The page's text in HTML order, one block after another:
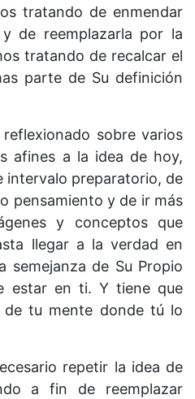
tratando de enmendar
de reemplazarla por la
tratando de recalcar el
parte de Su definición
sobre varios
afines a la idea de hoy,
intervalo preparatorio, de
pensamiento y de ir más
y conceptos que
llegar a la verdad en
de Su Propio
estar en ti. Y tiene que
tu mente donde tú lo
repetir la idea de
a fin de reemplazar